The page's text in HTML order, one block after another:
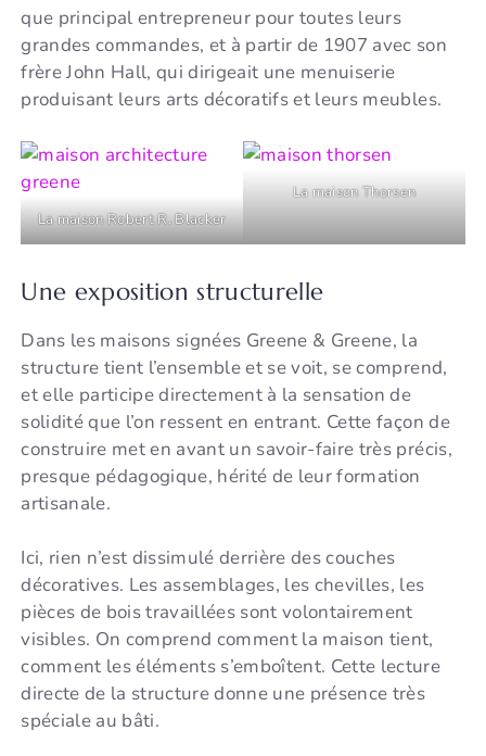
que principal entrepreneur pour toutes leurs
grandes commandes, et à partir de 1907 avec son
frère John Hall, qui dirigeait une menuiserie
produisant leurs arts décoratifs et leurs meubles.
La maison Robert R. Blacker
La maison Thorsen
Une exposition structurelle
Dans les maisons signées Greene & Greene, la
structure tient l’ensemble et se voit, se comprend,
et elle participe directement à la sensation de
solidité que l’on ressent en entrant. Cette façon de
construire met en avant un savoir-faire très précis,
presque pédagogique, hérité de leur formation
artisanale.
Ici, rien n’est dissimulé derrière des couches
décoratives. Les assemblages, les chevilles, les
pièces de bois travaillées sont volontairement
visibles. On comprend comment la maison tient,
comment les éléments s’emboîtent. Cette lecture
directe de la structure donne une présence très
spéciale au bâti.